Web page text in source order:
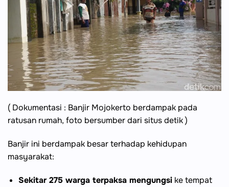
( Dokumentasi : Banjir Mojokerto berdampak pada
ratusan rumah, foto bersumber dari situs detik )
Banjir ini berdampak besar terhadap kehidupan
masyarakat:
Sekitar 275 warga terpaksa mengungsike tempat